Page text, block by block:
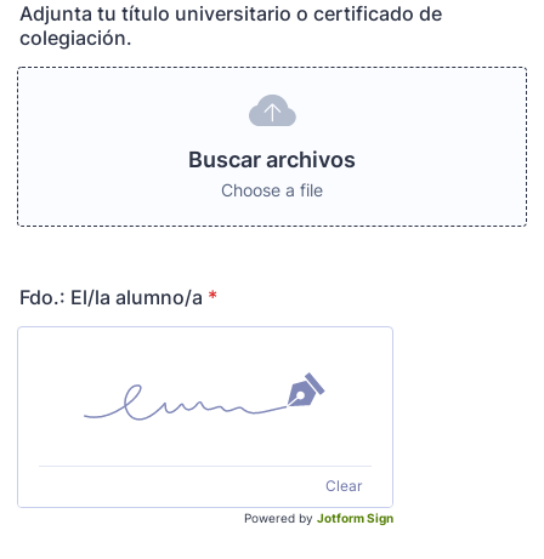
Adjunta tu título universitario o certificado de
colegiación.
Buscar archivos
Choose a file
Fdo.: El/la alumno/a *
Clear
Powered by Jotform Sign